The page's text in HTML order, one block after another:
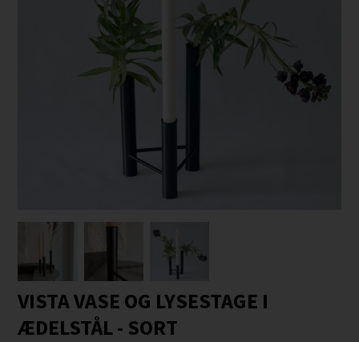
VISTA VASE OG LYSESTAGE I
ÆDELSTÅL - SORT